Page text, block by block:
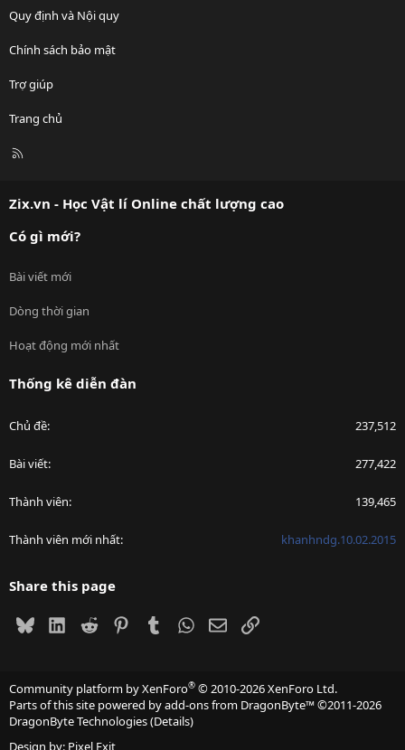
Quy định và Nội quy
Chính sách bảo mật
Trợ giúp
Trang chủ
R
Zix.vn - Học Vật lí Online chất lượng cao
Có gì mới?
Bài viết mới
Dòng thời gian
Hoạt động mới nhất
Thống kê diễn đàn
Chủ đề 237,512
Bài viết 277,422
Thành viên 139,465
Thành viên mới nhất khanhndg.10.02.2015
Share this page
BlueskyLinkedIn
Reddit PinterestTumblrWhatsApp
EmailLink
Community platform by XenForo® © 2010-2026 XenForo Ltd.
Parts of this site powered byadd-ons from DragonByte™©2011-2026
DragonByte Technologies(Details)
Design by: Pixel Exit